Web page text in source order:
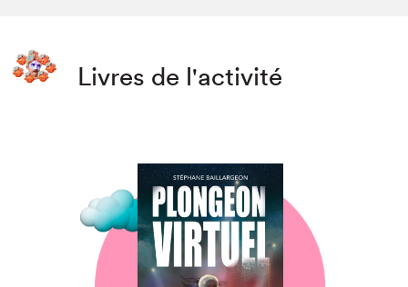
Livres de l'activité